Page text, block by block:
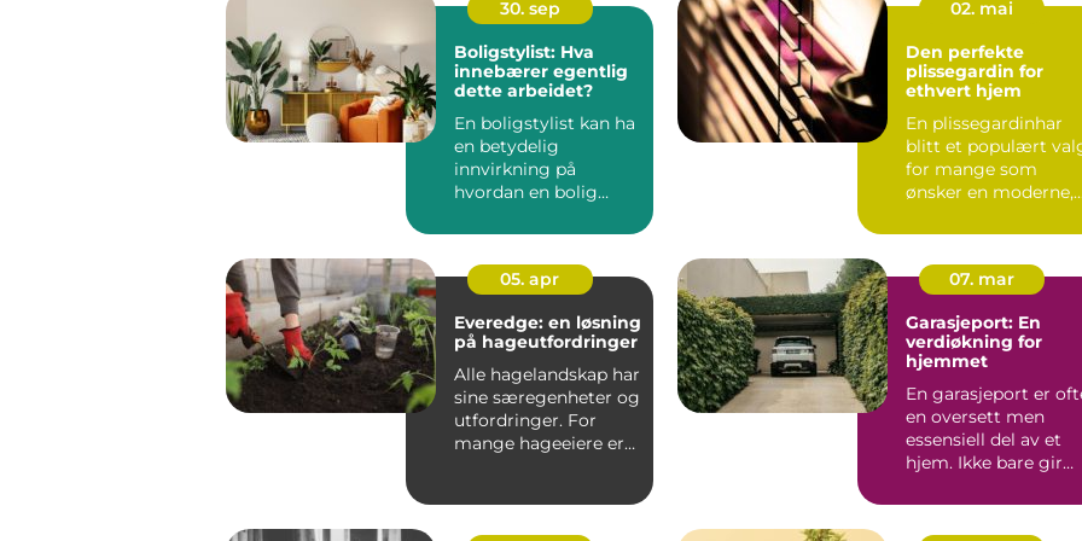
30. sep
Boligstylist: Hva
innebærer egentlig
dette arbeidet?
En boligstylist kan ha
en betydelig
innvirkning på
hvordan en bolig
02. mai
Den perfekte
plissegardin for
ethvert hjem
En plissegardinhar
blitt et populært
for mange som
ønsker en moderne,
05. apr
Everedge: en løsning
på hageutfordringer
Alle hagelandskap har
sine særegenheter og
utfordringer. For
mange hageeiere er
07. mar
Garasjeport: En
verdiøkning for
hjemmet
En garasjeport er
en oversett men
essensiell del av et
hjem. Ikke bare gir